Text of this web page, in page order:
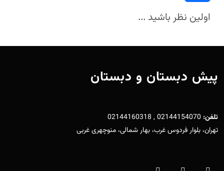
اولین نظر باشید ...
پیش دبستان و دبستان
تلفن: 02144154070 , 02144160318
تهران، بلوار فردوس غرب، بهار شمالی، منوچهری غربی